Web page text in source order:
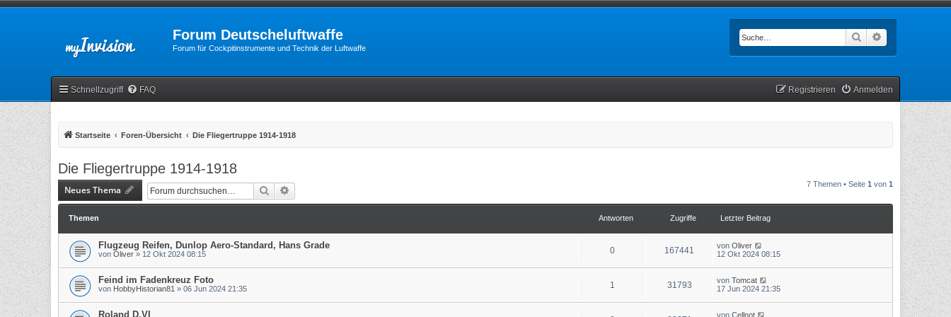
Forum Deutscheluftwaffe
Forum für Cockpitinstrumente und Technik der Luftwaffe
Suche
Schnellzugriff FAQ Anmelden
Registrieren
Startseite Foren-Übersicht Die Fliegertruppe 1914-1918
Die Fliegertruppe 1914-1918
Neues Thema Suche 7 Themen • Seite 1 von 1
Themen Antworten Zugriffe Letzter Beitrag
Flugzeug Reifen, Dunlop Aero-Standard, Hans Grade
von Oliver » 12 Okt 2024 08:15 0 167441 von Oliver
12 Okt 2024 08:15
Feind im Fadenkreuz Foto
von HobbyHistorian81 » 06 Jun 2024 21:35 1 31793 von Tomcat
17 Jun 2024 21:35
Roland D.VI von Cellnot